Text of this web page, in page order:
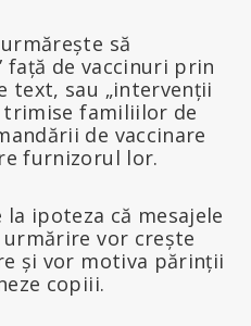
să
față de vaccinuri prin
text, sau „intervenții
trimise familiilor de
de vaccinare
furnizorul lor.
ipoteza că mesajele
vor crește
și vor motiva părinții
copiii.